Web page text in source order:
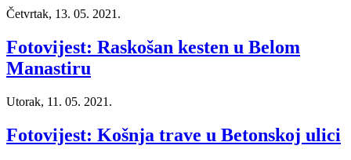
Četvrtak, 13. 05. 2021.
Fotovijest: Raskošan kesten u Belom
Manastiru
Utorak, 11. 05. 2021.
Fotovijest: Košnja trave u Betonskoj ulici